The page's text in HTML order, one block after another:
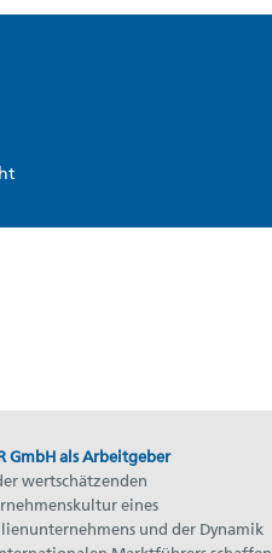
GmbH als Arbeitgeber
wertschätzenden
eines
und der Dynamik